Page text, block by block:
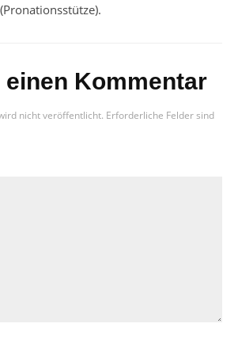
einen Kommentar
nicht veröffentlicht. Erforderliche Felder sind